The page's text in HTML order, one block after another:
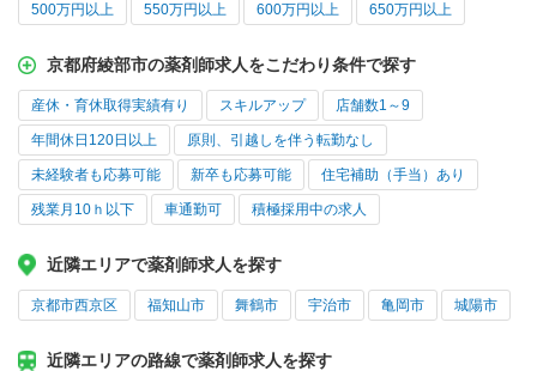
500万円以上 550万円以上 600万円以上 650万円以上
京都府綾部市の薬剤師求人をこだわり条件で探す
産休・育休取得実績有り スキルアップ 店舗数1～9
年間休日120日以上 原則、引越しを伴う転勤なし
未経験者も応募可能 新卒も応募可能 住宅補助（手当）あり
残業月10ｈ以下 車通勤可 積極採用中の求人
近隣エリアで薬剤師求人を探す
京都市西京区 福知山市 舞鶴市 宇治市 亀岡市 城陽市
近隣エリアの路線で薬剤師求人を探す